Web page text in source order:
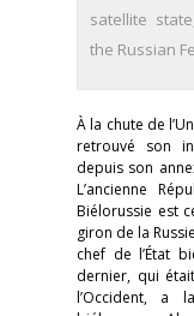
satellite
the Russian
À la chute de
retrouvé son
depuis son
L’ancienne
Biélorussie est
giron de la
chef de l’État
dernier, qui
l’Occident, a